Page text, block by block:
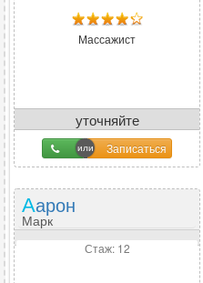
Массажист
уточняйте
Записаться
Аарон
Марк
Стаж: 12